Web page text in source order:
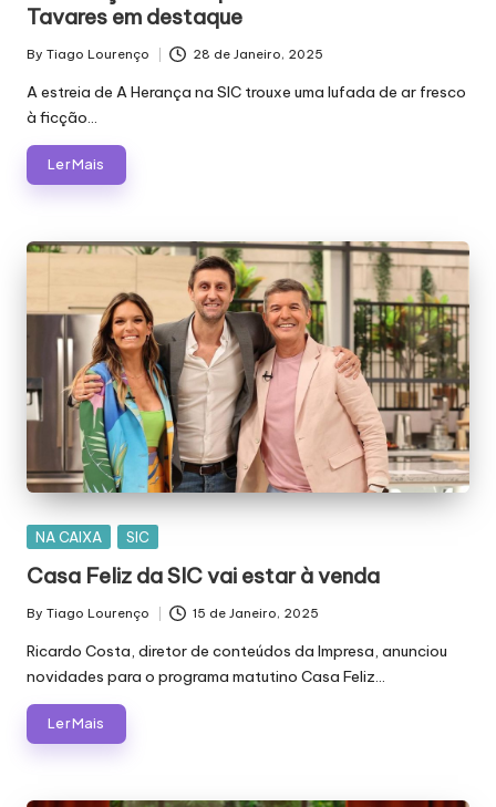
Tavares em destaque
Posted
by
By Tiago Lourenço 28 de Janeiro, 2025
A estreia de A Herança na SIC trouxe uma lufada de ar fresco
à ficção…
Ler Mais
Posted
NA CAIXA SIC
Casa Feliz da SIC vai estar à venda
Posted
by
By Tiago Lourenço 15 de Janeiro, 2025
Ricardo Costa, diretor de conteúdos da Impresa, anunciou
novidades para o programa matutino Casa Feliz…
Ler Mais